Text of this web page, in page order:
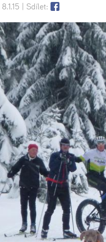
8.1.15| Sdílet: